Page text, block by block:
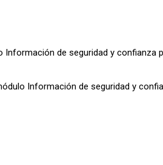
Información de seguridad y confianza
Información de seguridad y